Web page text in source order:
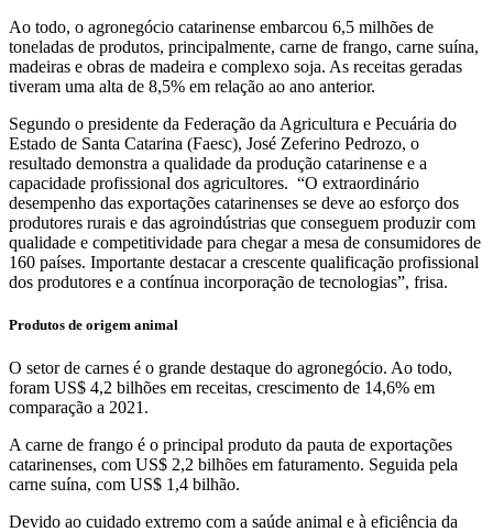
Ao todo, o agronegócio catarinense embarcou 6,5 milhões de
toneladas de produtos, principalmente, carne de frango, carne suína,
madeiras e obras de madeira e complexo soja. As receitas geradas
tiveram uma alta de 8,5% em relação ao ano anterior.
Segundo o presidente da Federação da Agricultura e Pecuária do
Estado de Santa Catarina (Faesc), José Zeferino Pedrozo, o
resultado demonstra a qualidade da produção catarinense e a
capacidade profissional dos agricultores. “O extraordinário
desempenho das exportações catarinenses se deve ao esforço dos
produtores rurais e das agroindústrias que conseguem produzir com
qualidade e competitividade para chegar a mesa de consumidores de
160 países. Importante destacar a crescente qualificação profissional
dos produtores e a contínua incorporação de tecnologias”, frisa.
Produtos de origem animal
O setor de carnes é o grande destaque do agronegócio. Ao todo,
foram US$ 4,2 bilhões em receitas, crescimento de 14,6% em
comparação a 2021.
A carne de frango é o principal produto da pauta de exportações
catarinenses, com US$ 2,2 bilhões em faturamento. Seguida pela
carne suína, com US$ 1,4 bilhão.
Devido ao cuidado extremo com a saúde animal e à eficiência da